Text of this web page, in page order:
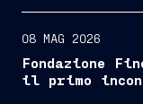
08 MAG 2026
Fondazione
il primo